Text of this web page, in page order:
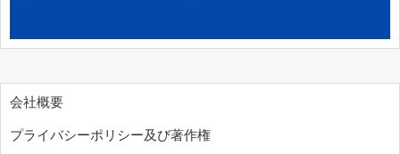
会社概要
プライバシーポリシー及び著作権